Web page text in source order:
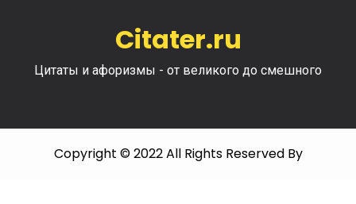
Citater.ru
Цитаты и афоризмы - от великого до смешного
Copyright © 2022 All Rights Reserved By